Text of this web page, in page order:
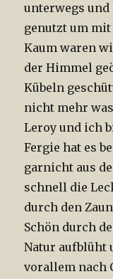
unterwegs und
genutzt um mit
Kaum waren
der Himmel
Kübeln
nicht mehr
Leroy und ich
Fergie hat es
garnicht aus
schnell die
durch den
Schön durch
Natur aufblüht
vorallem nach